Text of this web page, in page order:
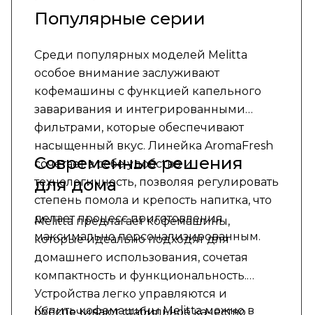
Популярные серии
Среди популярных моделей Melitta
особое внимание заслуживают
кофемашины с функцией капельного
заваривания и интегрированными
фильтрами, которые обеспечивают
насыщенный вкус. Линейка AromaFresh
сочетает в себе удобство и
технологичность, позволяя регулировать
степень помола и крепость напитка, что
делает процесс приготовления
максимально персонализированным.
Современные решения
для дома
Melitta предлагает кофемашины,
которые идеально подходят для
домашнего использования, сочетая
компактность и функциональность.
Устройства легко управляются и
обеспечивают стабильное качество
Купить кофемашины Melitta можно в